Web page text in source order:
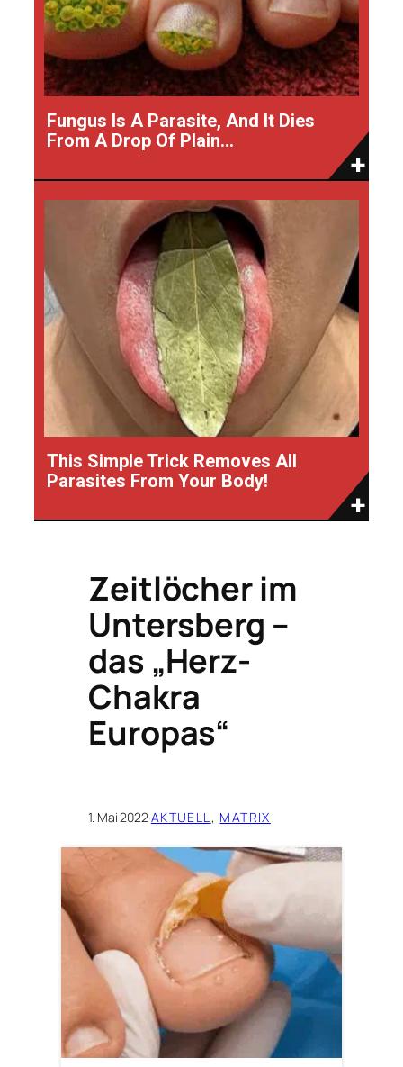
Fungus Is A Parasite, And It Dies
From A Drop Of Plain...
This Simple Trick Removes All
Parasites From Your Body!
Zeitlöcher im
Untersberg –
das „Herz-
Chakra
Europas“
1. Mai 2022·AKTUELL , MATRIX